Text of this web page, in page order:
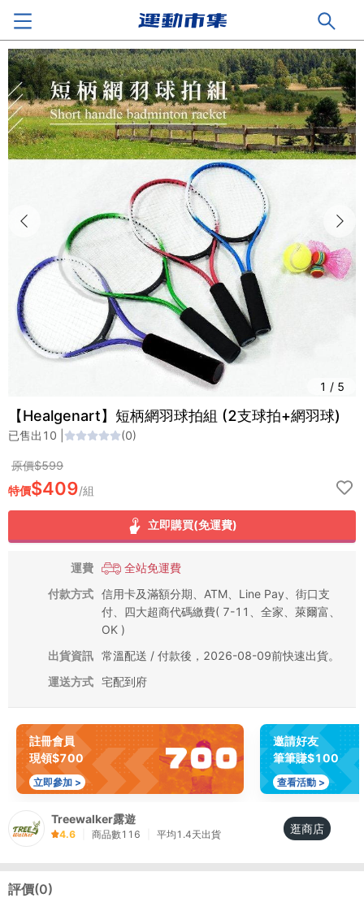
1 / 5
【Healgenart】短柄網羽球拍組 (2支球拍+網羽球)
已售出 10 (0)
原價$599
特價$409/組
立即購買(免運費)
運費
全站免運費
付款方式 信用卡及滿額分期、ATM、Line Pay、街口支
付、四大超商代碼繳費( 7-11、全家、萊爾富、
OK )
出貨資訊 常溫配送 / 付款後，2026-08-09前快速出貨。
運送方式 宅配到府
註冊會員
現領$700
立即參加 >
邀請好友
筆筆賺$100
查看活動 >
Treewalker露遊
4.6 商品數116 平均 1.4天出貨 逛商店
評價(0)